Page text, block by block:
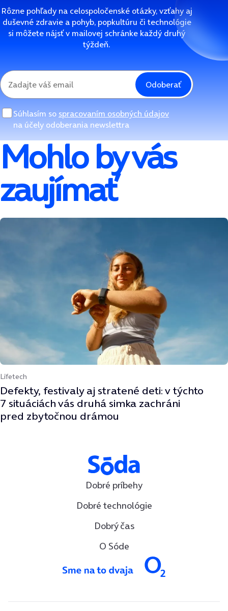
Rôzne pohľady na celospoločenské otázky, vzťahy aj
duševné zdravie a pohyb, popkultúru či technológie
si môžete nájsť v mailovej schránke každý druhý
týždeň.
Odoberať
Súhlasím so spracovaním osobných údajov
na účely odoberania newslettra
Mohlo by vás
zaujímať
Lifetech
Defekty, festivaly aj stratené deti: v týchto
7 situáciách vás druhá simka zachráni
pred zbytočnou drámou
Dobré príbehy
Dobré technológie
Dobrý čas
O Sóde